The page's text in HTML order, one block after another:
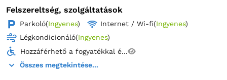
tartózkodást biztosítson Önnek. A szobák ízlésesen
berendezettek, kellemes és barátságos légkört teremtve,
amely tökéletes a pihenéshez egy strandon töltött vagy a
környék látnivalóit felfedező nap után.
Felszereltség, szolgáltatások
Parkoló(Ingyenes) Internet / Wi-fi(Ingyenes)
Légkondicionáló(Ingyenes)
Hozzáférhető a fogyatékkal é...
Összes megtekintése...